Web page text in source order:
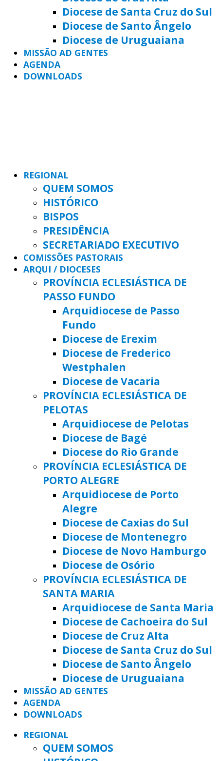
Diocese de Santa Cruz do Sul
Diocese de Santo Ângelo
Diocese de Uruguaiana
MISSÃO AD GENTES
AGENDA
DOWNLOADS
REGIONAL
QUEM SOMOS
HISTÓRICO
BISPOS
PRESIDÊNCIA
SECRETARIADO EXECUTIVO
COMISSÕES PASTORAIS
ARQUI / DIOCESES
PROVÍNCIA ECLESIÁSTICA DE
PASSO FUNDO
Arquidiocese de Passo
Fundo
Diocese de Erexim
Diocese de Frederico
Westphalen
Diocese de Vacaria
PROVÍNCIA ECLESIÁSTICA DE
PELOTAS
Arquidiocese de Pelotas
Diocese de Bagé
Diocese do Rio Grande
PROVÍNCIA ECLESIÁSTICA DE
PORTO ALEGRE
Arquidiocese de Porto
Alegre
Diocese de Caxias do Sul
Diocese de Montenegro
Diocese de Novo Hamburgo
Diocese de Osório
PROVÍNCIA ECLESIÁSTICA DE
SANTA MARIA
Arquidiocese de Santa Maria
Diocese de Cachoeira do Sul
Diocese de Cruz Alta
Diocese de Santa Cruz do Sul
Diocese de Santo Ângelo
Diocese de Uruguaiana
MISSÃO AD GENTES
AGENDA
DOWNLOADS
REGIONAL
QUEM SOMOS